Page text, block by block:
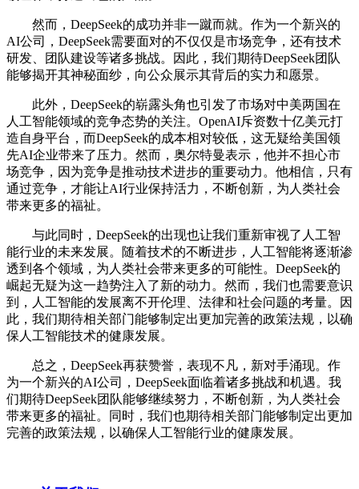
然而，DeepSeek的成功并非一蹴而就。作为一个新兴的
AI公司，DeepSeek需要面对的不仅仅是市场竞争，还有技术
研发、团队建设等诸多挑战。因此，我们期待DeepSeek团队
能够揭开其神秘面纱，向公众展示其背后的实力和愿景。
此外，DeepSeek的崭露头角也引发了市场对中美两国在
人工智能领域的竞争态势的关注。OpenAI斥资数十亿美元打
造自身平台，而DeepSeek的成本相对较低，这无疑给美国领
先AI企业带来了压力。然而，奥尔特曼表示，他并不担心市
场竞争，因为竞争是推动技术进步的重要动力。他相信，只有
通过竞争，才能让AI行业保持活力，不断创新，为人类社会
带来更多的福祉。
与此同时，DeepSeek的出现也让我们重新审视了人工智
能行业的未来发展。随着技术的不断进步，人工智能将逐渐渗
透到各个领域，为人类社会带来更多的可能性。DeepSeek的
崛起无疑为这一趋势注入了新的动力。然而，我们也需要意识
到，人工智能的发展离不开伦理、法律和社会问题的考量。因
此，我们期待相关部门能够制定出更加完善的政策法规，以确
保人工智能技术的健康发展。
总之，DeepSeek再获赞誉，表现不凡，新对手涌现。作
为一个新兴的AI公司，DeepSeek面临着诸多挑战和机遇。我
们期待DeepSeek团队能够继续努力，不断创新，为人类社会
带来更多的福祉。同时，我们也期待相关部门能够制定出更加
完善的政策法规，以确保人工智能行业的健康发展。